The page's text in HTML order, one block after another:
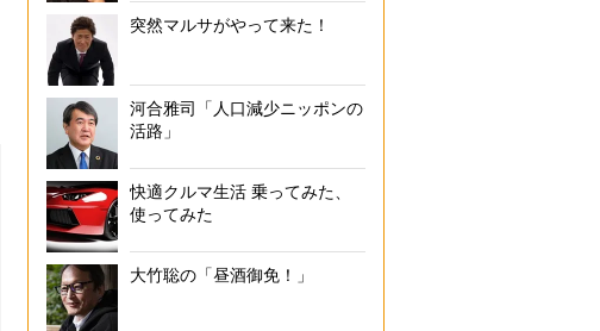
突然マルサがやって来た！
河合雅司「人口減少ニッポンの
活路」
快適クルマ生活 乗ってみた、
使ってみた
大竹聡の「昼酒御免！」